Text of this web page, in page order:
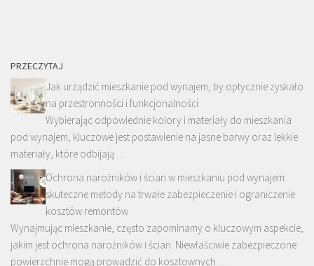
PRZECZYTAJ
Jak urządzić mieszkanie pod wynajem, by optycznie zyskało
na przestronności i funkcjonalności
Wybierając odpowiednie kolory i materiały do mieszkania
pod wynajem, kluczowe jest postawienie na jasne barwy oraz lekkie
materiały, które odbijają …
Ochrona narożników i ścian w mieszkaniu pod wynajem:
skuteczne metody na trwałe zabezpieczenie i ograniczenie
kosztów remontów
Wynajmując mieszkanie, często zapominamy o kluczowym aspekcie,
jakim jest ochrona narożników i ścian. Niewłaściwie zabezpieczone
powierzchnie mogą prowadzić do kosztownych …